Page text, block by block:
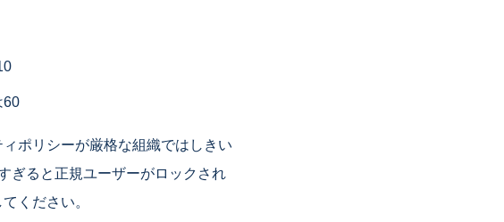
60
ポリシーが厳格な組織ではしきい
ぎると正規ユーザーがロックされ
ください。